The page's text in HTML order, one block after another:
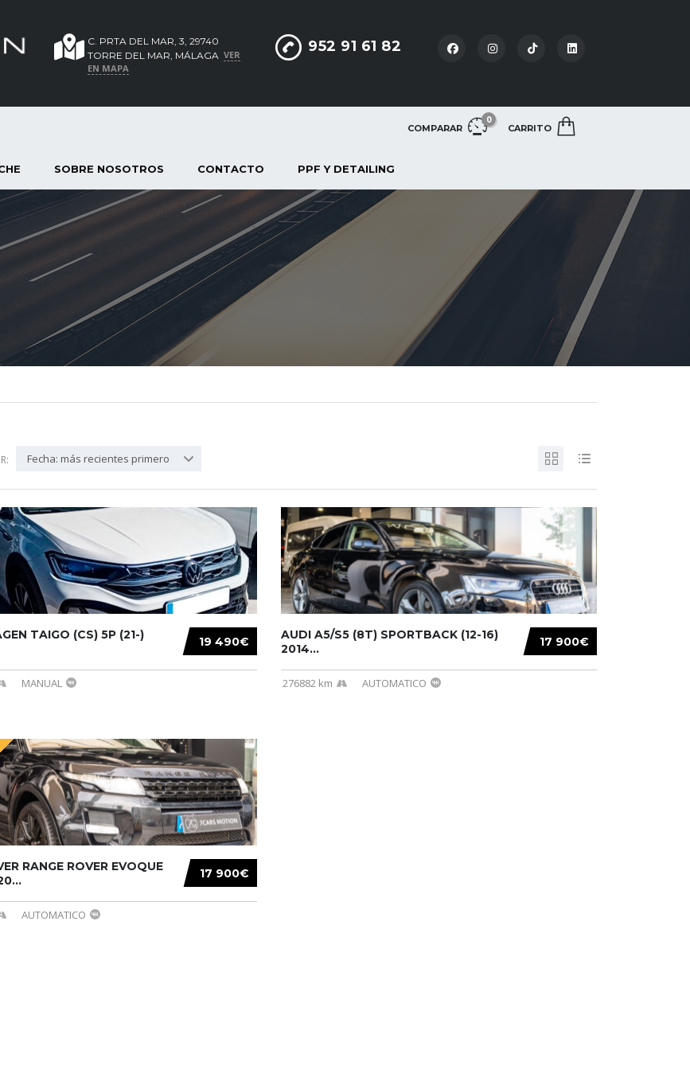
952 91 61 82
C. PRTA DEL MAR, 3, 29740
TORRE DEL MAR, MÁLAGA VER
EN MAPA
COMPARAR
0
CARRITO
SOBRE NOSOTROS CONTACTO PPF Y DETAILING
Fecha: más recientes primero
19 490€
TAIGO (CS) 5P (21-)
MANUAL
17 900€
AUDI A5/S5 (8T) SPORTBACK (12-16)
2014...
276882 km AUTOMATICO
17 900€
RANGE ROVER EVOQUE
AUTOMATICO